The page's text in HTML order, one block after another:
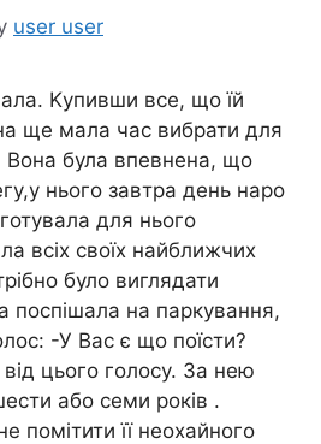
user user
Kупивши все, що їй
ще мала час вибрати для
Вона була впевнена, що
нього завтра день наро
для нього
всіх своїх найближчих
було виглядати
поспішала на паркування,
-У Вас є що поїсти?
цього голосу. За нею
або семи років .
помітити її неохайного